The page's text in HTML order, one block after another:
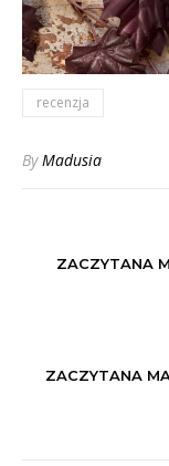
recenzja
ByMadusia
ZACZYTANA
ZACZYTANA